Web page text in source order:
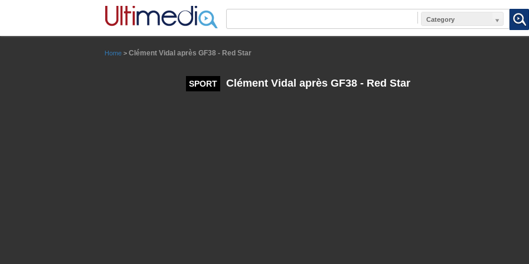
Category
Home > Clément Vidal après GF38 - Red Star
SPORT Clément Vidal après GF38 - Red Star